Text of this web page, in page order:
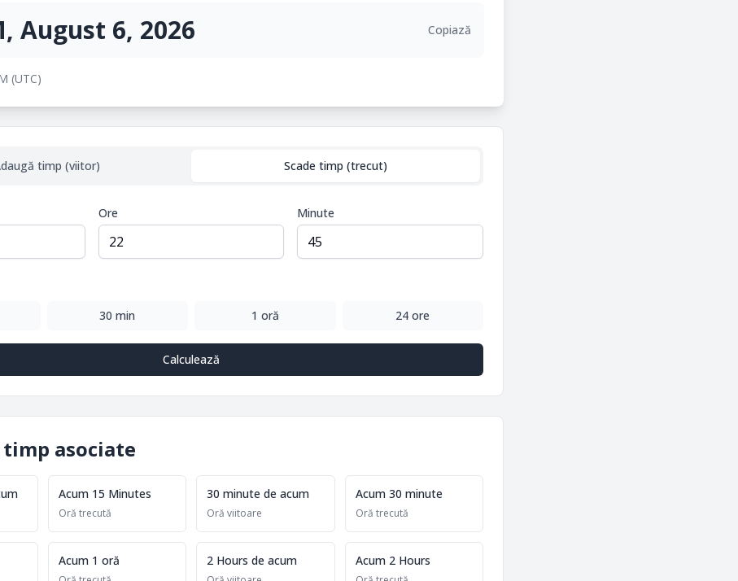
August 6, 2026 Copiază
(UTC)
timp (viitor) Scade timp (trecut)
Ore Minute
30 min 1 oră 24 ore
Calculează
timp asociate
Acum 15 Minutes
Oră trecută
30 minute de acum
Oră viitoare
Acum 30 minute
Oră trecută
Acum 1 oră 2 Hours de acum Acum 2 Hours